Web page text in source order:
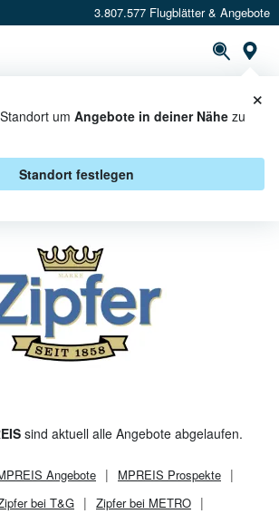
3.807.577 Flugblätter & Angebote
um Angebote in deiner Nähe zu
Standort festlegen
×
MPREIS - ANGEBOTE
sind aktuell alle Angebote abgelaufen.
Angebote MPREIS Prospekte
bei T&G
Zipfer bei METRO